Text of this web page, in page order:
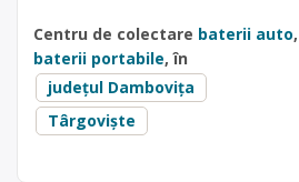
Centru de colectare baterii auto,
baterii portabile, în
județul Dambovița
Târgoviște